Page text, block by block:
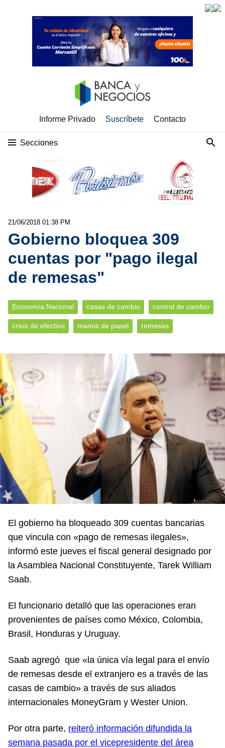
Informe Privado Suscríbete Contacto
Secciones
21/06/2018 01:38 PM
Gobierno bloquea 309
cuentas por "pago ilegal
de remesas"
Economía Nacional casas de cambio control de cambio
crisis de efectivo manos de papel remesas
El gobierno ha bloqueado 309 cuentas bancarias
que vincula con «pago de remesas ilegales»,
informó este jueves el fiscal general designado por
la Asamblea Nacional Constituyente, Tarek William
Saab.
El funcionario detalló que las operaciones eran
provenientes de países como México, Colombia,
Brasil, Honduras y Uruguay.
Saab agregó que «la única vía legal para el envío
de remesas desde el extranjero es a través de las
casas de cambio» a través de sus aliados
internacionales MoneyGram y Wester Union.
Por otra parte, reiteró información difundida la
semana pasada por el vicepresidente del área